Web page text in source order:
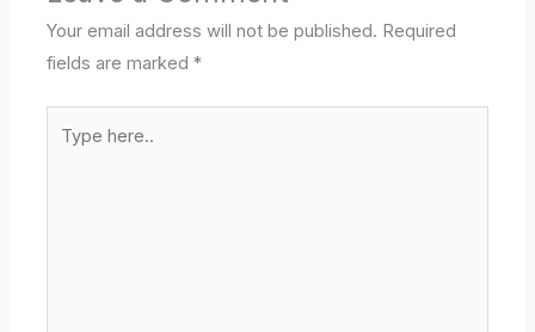
Your email address will not be published. Required
fields are marked*
here..